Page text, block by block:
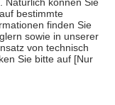
18. Lebensjahr
die von der